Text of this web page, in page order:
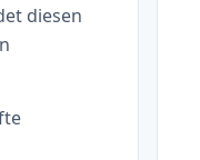
diesen